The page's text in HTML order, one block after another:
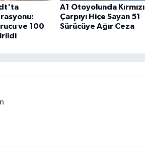
ve 100
A1 Otoyolunda Kırmızı
Çarpıyı Hiçe Sayan 51
Sürücüye Ağır Ceza